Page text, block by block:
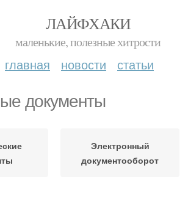
ЛАЙФХАКИ
маленькие, полезные хитрости
главная новости статьи
документы
Электронный
документооборот